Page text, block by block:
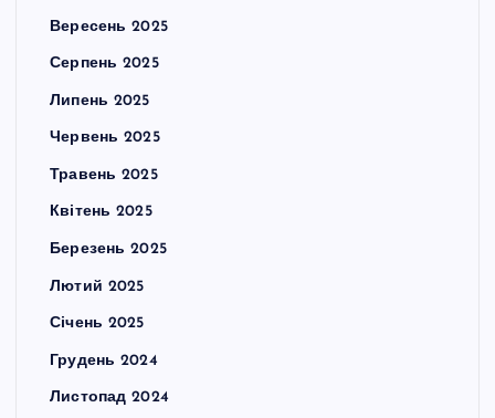
Вересень 2025
Серпень 2025
Липень 2025
Червень 2025
Травень 2025
Квітень 2025
Березень 2025
Лютий 2025
Січень 2025
Грудень 2024
Листопад 2024